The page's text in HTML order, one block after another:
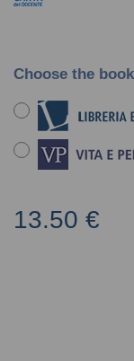
Choose the
13.50 €